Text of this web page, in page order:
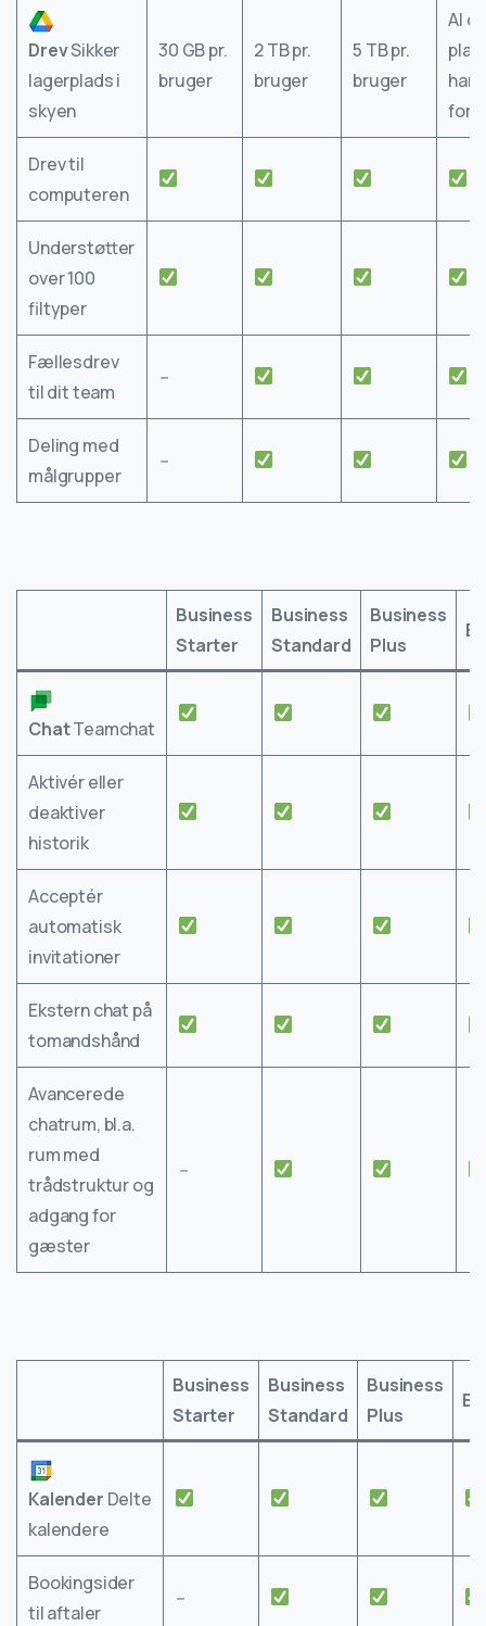
DrevSikker
lagerplads i
skyen
30 GB pr.
bruger
2 TB pr.
bruger
5 TB pr.
bruger
Al
har
for
Drev til
computeren
Understøtter
over 100
filtyper
Fællesdrev
til dit team
–
Deling med
målgrupper
–
Business
Starter
Business
Standard
Business
Plus
ChatTeamchat
Aktivér eller
deaktiver
historik
Acceptér
automatisk
invitationer
Ekstern chat på
tomandshånd
Avancerede
chatrum, bl.a.
rum med
trådstruktur og
adgang for
gæster
–
Business
Starter
Business
Standard
Business
Plus
Kalender Delte
kalendere
Bookingsider
til aftaler
–